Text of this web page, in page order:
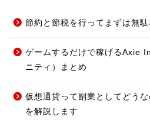
節約と節税を行ってまずは無
ゲームするだけで稼げるAxie
ニティ）まとめ
仮想通貨って副業としてどう
を解説します